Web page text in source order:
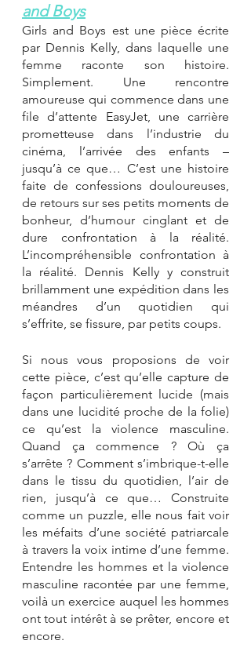
and Boys
Girls and Boys est une pièce écrite
par Dennis Kelly, dans laquelle une
femme raconte son histoire.
Simplement. Une rencontre
amoureuse qui commence dans une
file d’attente EasyJet, une carrière
prometteuse dans l’industrie du
cinéma, l’arrivée des enfants –
jusqu’à ce que… C’est une histoire
faite de confessions douloureuses,
de retours sur ses petits moments de
bonheur, d’humour cinglant et de
dure confrontation à la réalité.
L’incompréhensible confrontation à
la réalité. Dennis Kelly y construit
brillamment une expédition dans les
méandres d’un quotidien qui
s’effrite, se fissure, par petits coups.
Si nous vous proposions de voir
cette pièce, c’est qu’elle capture de
façon particulièrement lucide (mais
dans une lucidité proche de la folie)
ce qu’est la violence masculine.
Quand ça commence ? Où ça
s’arrête ? Comment s’imbrique-t-elle
dans le tissu du quotidien, l’air de
rien, jusqu’à ce que… Construite
comme un puzzle, elle nous fait voir
les méfaits d’une société patriarcale
à travers la voix intime d’une femme.
Entendre les hommes et la violence
masculine racontée par une femme,
voilà un exercice auquel les hommes
ont tout intérêt à se prêter, encore et
encore.